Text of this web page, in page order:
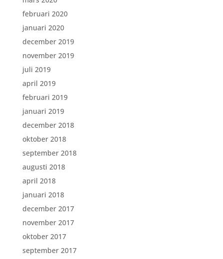
februari 2020
januari 2020
december 2019
november 2019
juli 2019
april 2019
februari 2019
januari 2019
december 2018
oktober 2018
september 2018
augusti 2018
april 2018
januari 2018
december 2017
november 2017
oktober 2017
september 2017